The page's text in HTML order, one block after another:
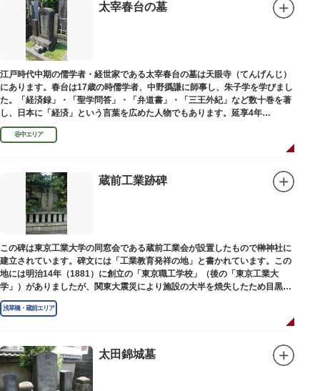
太宰春台の墓
江戸時代中期の儒学者・経世家である太宰春台の墓は天眼寺（てんげんじ）
にあります。春台は17歳の時儒学者、中野撝謙に師事し、朱子学を学びまし
た。「経済録」・「聖学問答」・「弁道書」・「三王外紀」など数十巻を著
し、日本に「経済」という言葉を広めた人物でもあります。延享4年
（1747）に没しました。
谷中エリア
蔵前工業跡碑
この碑は東京工業大学の同窓会である蔵前工業会が設置したもので榊神社に
建立されています。碑文には「工業教育発祥の地」と書かれています。この
地には明治14年（1881）に創立の「東京職工学校」（後の「東京工業大
学」）がありましたが、関東大震災により施設の大半を焼失したため目黒に
移転しました。
浅草橋・蔵前エリア
太田錦城墓